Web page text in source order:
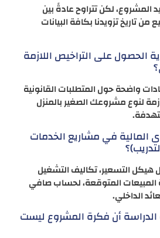
لكن تتراوح عادةً بين
تاريخ تزويدنا بكافة البيانات
على التراخيص اللازمة
واضحة حول المتطلبات القانونية
لنوع مشروعك الصغير بالمنزل
المالية في مشاريع الخدمات
هيكل التسعير، تكاليف التشغيل
المبيعات المتوقعة، لحساب صافي
الداخلي.
أن فكرة المشروع ليست